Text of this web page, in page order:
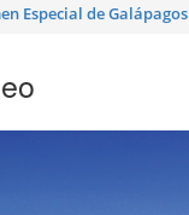
Especial de Galápagos